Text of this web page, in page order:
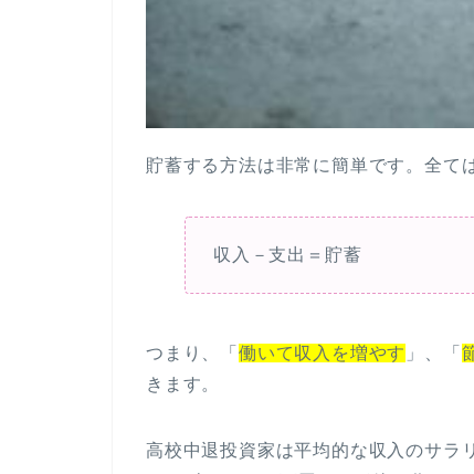
貯蓄する方法は非常に簡単です。全て
収入－支出＝貯蓄
つまり、「 働いて収入を増やす 」、「
きます。
高校中退投資家は平均的な収入のサラ